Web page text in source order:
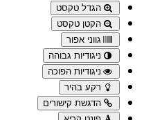
הגדל טקסט
הקטן טקסט
גווני אפור
ניגודיות גבוהה
ניגודיות הפוכה
רקע בהיר
הדגשת קישורים